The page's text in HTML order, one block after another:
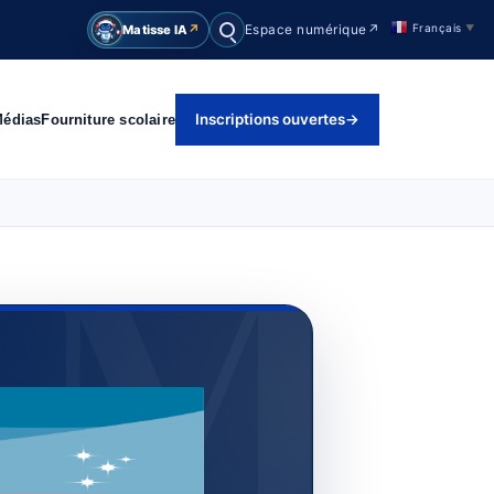
Français ▼
Matisse IA↗
Rechercher
Espace numérique ↗
Fourniture scolaire Inscriptions ouvertes→